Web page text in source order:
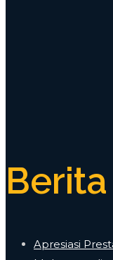
Berita
Apresiasi